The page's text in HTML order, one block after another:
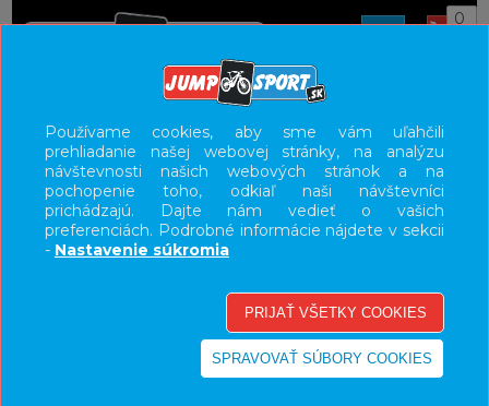
0
27,5"
UŽÍVATEĽSKÝ PANEL
KATEGÓRIE
VÝPREDAJ - VŠETKO
Používame cookies, aby sme vám uľahčili
prehliadanie našej webovej stránky, na analýzu
návštevnosti našich webových stránok a na
pochopenie toho, odkiaľ naši návštevníci
prichádzajú. Dajte nám vedieť o vašich
preferenciách. Podrobné informácie nájdete v sekcii
- Nastavenie súkromia